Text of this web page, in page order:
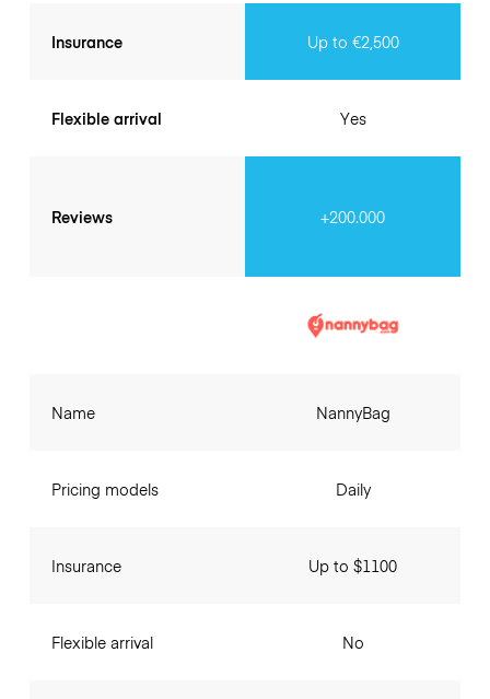
Insurance
Flexible arrival
Reviews
Up to €2,500
Yes
+200.000
Name
Pricing models
Insurance
Flexible arrival
NannyBag
Daily
Up to $1100
No